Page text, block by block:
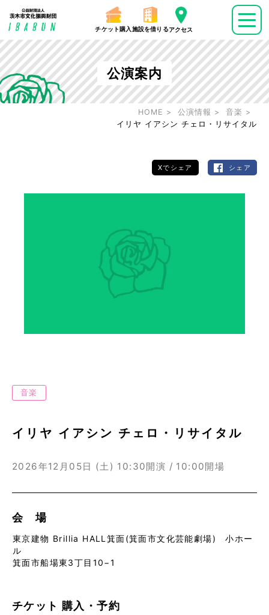
チケット購入 施設を借りるアクセス
公演案内
HOME 公演情報
音楽
イリヤ イアシン チェロ・リサイタル
Xでシェア シェア
音楽
イリヤ イアシン チェロ・リサイタル
2026年12月05日 (土) 10:30開演 / 10:00開場
会 場
東京建物 Brillia HALL箕面(箕面市文化芸能劇場) 小ホー
ル
箕面市船場東3丁目10−1
チケット 購入・予約